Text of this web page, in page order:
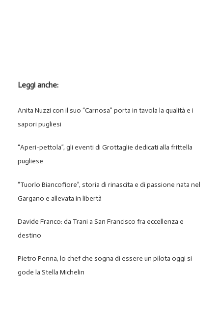
Leggi anche:
Anita Nuzzi con il suo “Carnosa” porta in tavola la qualità e i
sapori pugliesi
“Aperi-pettola”, gli eventi di Grottaglie dedicati alla frittella
pugliese
“Tuorlo Biancofiore”, storia di rinascita e di passione nata nel
Gargano e allevata in libertà
Davide Franco: da Trani a San Francisco fra eccellenza e
destino
Pietro Penna, lo chef che sogna di essere un pilota oggi si
gode la Stella Michelin